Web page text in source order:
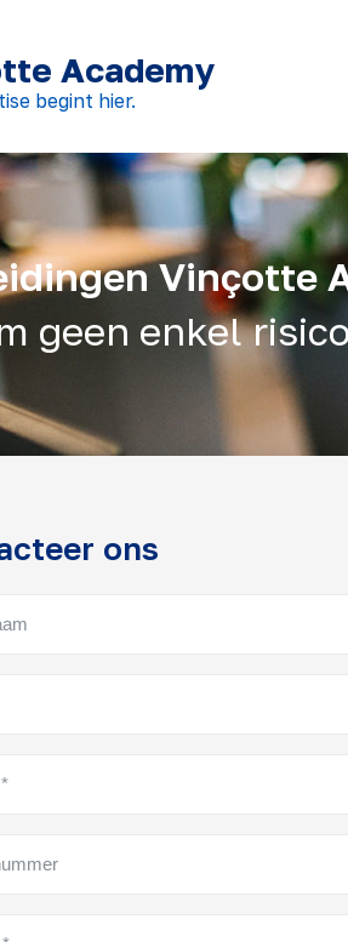
Academy
begint hier.
Vinçotte
geen enkel
ons